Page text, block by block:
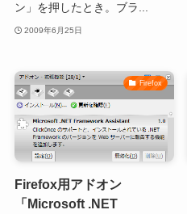
ン」を押したとき。ブラ...
2009年6月25日
Firefox
Firefox用アドオン
「Microsoft .NET